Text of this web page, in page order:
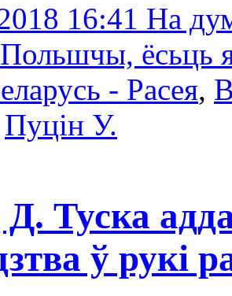
16:41 На
ёсьць
- Расея,
Пуцін У.
Туска
ў рукі